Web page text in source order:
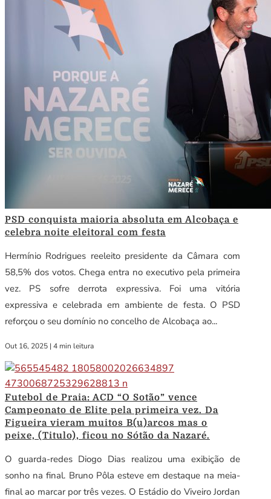
PSD conquista maioria absoluta em Alcobaça e
celebra noite eleitoral com festa
Hermínio Rodrigues reeleito presidente da Câmara com
58,5% dos votos. Chega entra no executivo pela primeira
vez. PS sofre derrota expressiva. Foi uma vitória
expressiva e celebrada em ambiente de festa. O PSD
reforçou o seu domínio no concelho de Alcobaça ao...
Out 16, 2025 | 4 min leitura
Futebol de Praia: ACD “O Sotão” vence
Campeonato de Elite pela primeira vez. Da
Figueira vieram muitos B(u)arcos mas o
peixe, (Titulo), ficou no Sótão da Nazaré.
O guarda-redes Diogo Dias realizou uma exibição de
sonho na final. Bruno Pôla esteve em destaque na meia-
final ao marcar por três vezes. O Estádio do Viveiro Jordan